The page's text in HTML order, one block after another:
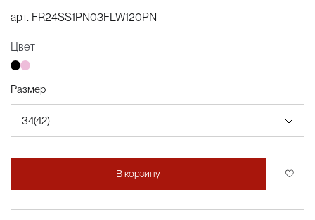
Цвет
Размер
34(42)
арт. FR24SS1PN03FLW120PN
В корзину